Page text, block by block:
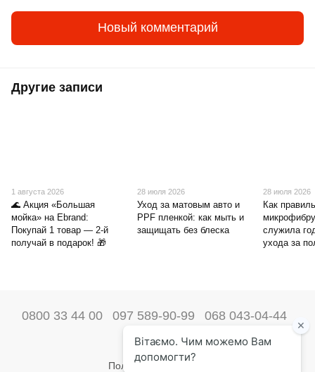
Новый комментарий
Другие записи
1 августа 2026
🌊 Акция «Большая
мойка» на Ebrand:
Покупай 1 товар — 2-й
получай в подарок! 🎁
28 июля 2026
Уход за матовым авто и
PPF пленкой: как мыть и
защищать без блеска
28 июля 2026
Как
служила
ухода за
0800 33 44 00 097 589-90-99 068 043-04-44
Наши контакты
Полная версия сайта